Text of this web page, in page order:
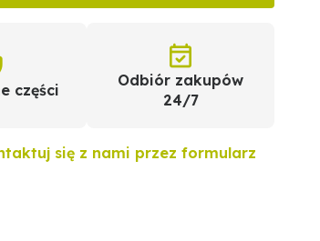
części
Odbiór zakupów
24/7
się z nami przez formularz